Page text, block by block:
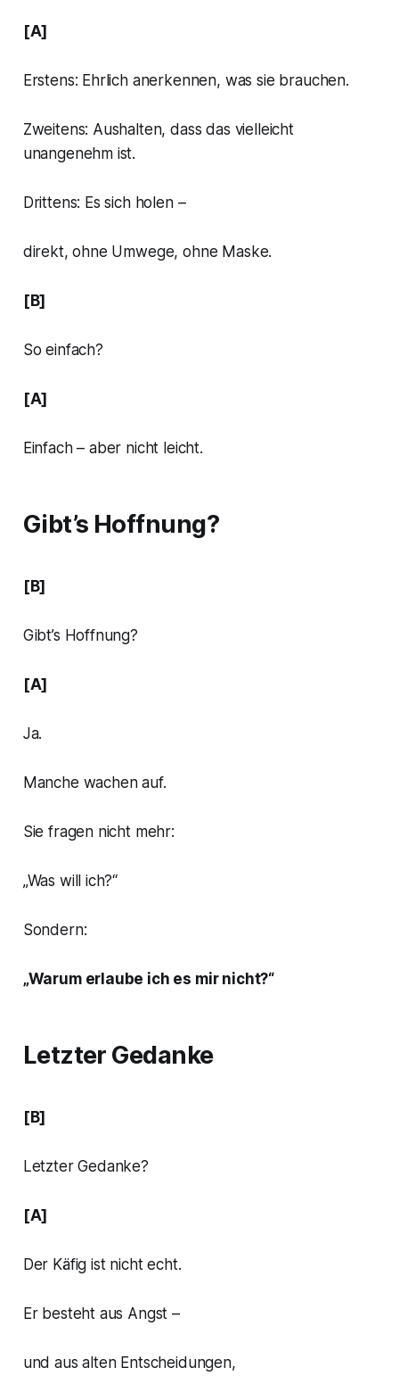
[A]
Erstens: Ehrlich anerkennen, was sie brauchen.
Zweitens: Aushalten, dass das vielleicht
unangenehm ist.
Drittens: Es sich holen –
direkt, ohne Umwege, ohne Maske.
[B]
So einfach?
[A]
Einfach – aber nicht leicht.
Gibt’s Hoffnung?
[B]
Gibt’s Hoffnung?
[A]
Ja.
Manche wachen auf.
Sie fragen nicht mehr:
„Was will ich?“
Sondern:
„Warum erlaube ich es mir nicht?“
Letzter Gedanke
[B]
Letzter Gedanke?
[A]
Der Käfig ist nicht echt.
Er besteht aus Angst –
und aus alten Entscheidungen,